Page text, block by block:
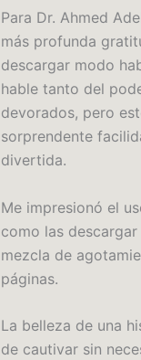
Para Dr. Ahmed
más profunda
descargar modo
hable tanto del
devorados, pero
sorprendente
divertida.
Me impresionó el
como las
mezcla de
páginas.
La belleza de una
de cautivar sin